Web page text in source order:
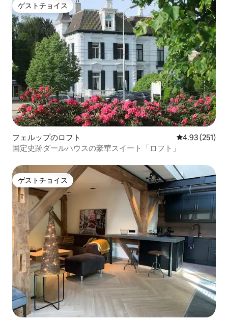
ゲストチョイス
ゲストチョイス
フェルップのロフト レビュー251
4.93 (251)
国定史跡ダールハウスの豪華スイート「ロフト」
ゲストチョイス
ゲストチョイス